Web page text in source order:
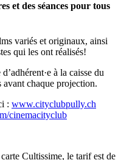
et des séances pour tous
variés et originaux, ainsi
qui les ont réalisés!
à la caisse du
chaque projection.
: www.cityclubpully.ch
cinemacityclub
Cultissime, le tarif est de